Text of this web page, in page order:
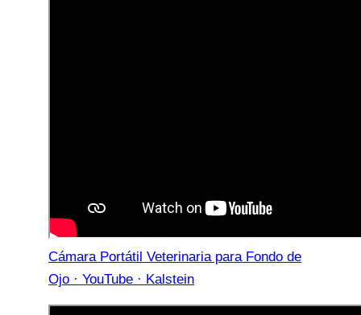
Cámara Portátil Veterinaria para Fondo de
Ojo · YouTube · Kalstein